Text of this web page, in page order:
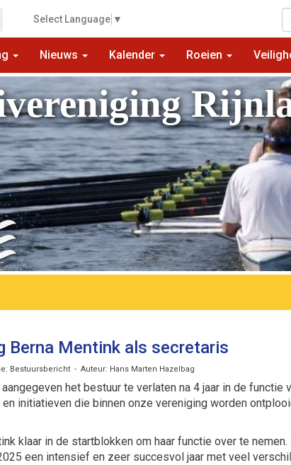
Select Language ▼
Nieuws Kalender Roeien
Berna Mentink als secretaris
Bestuursbericht - Auteur: Hans Marten Hazelbag
het bestuur te verlaten na 4 jaar in de
initiatieven die binnen onze vereniging worden
klaar in de startblokken om haar functie over te
een intensief en zeer succesvol jaar met veel